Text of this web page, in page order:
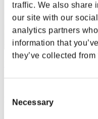
traffic. We also share
our site with our
analytics partners
information that
they’ve collected
Selection
Necessary
RANK